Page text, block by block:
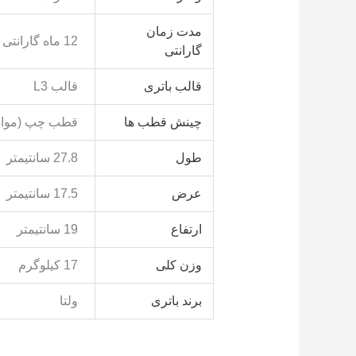
مدت زمان
گارانتی
12 ماه گارانتی
قالب باتری قالب L3
چینش قطب ها قطب چپ
طول 27.8 سانتیمتر
عرض 17.5 سانتیمتر
ارتفاع 19 سانتیمتر
وزن کلی 17 کیلوگرم
برند باتری ولتا